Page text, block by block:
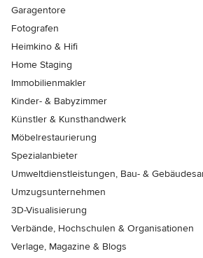
Garagentore
Fotografen
Heimkino & Hifi
Home Staging
Immobilienmakler
Kinder- & Babyzimmer
Künstler & Kunsthandwerk
Möbelrestaurierung
Spezialanbieter
Umweltdienstleistungen, Bau- &
Umzugsunternehmen
3D-Visualisierung
Verbände, Hochschulen & Organisationen
Verlage, Magazine & Blogs